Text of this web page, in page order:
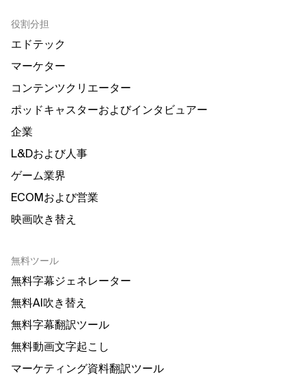
役割分担
エドテック
マーケター
コンテンツクリエーター
ポッドキャスターおよびインタビュアー
企業
L&Dおよび人事
ゲーム業界
ECOMおよび営業
映画吹き替え
無料ツール
無料字幕ジェネレーター
無料AI吹き替え
無料字幕翻訳ツール
無料動画文字起こし
マーケティング資料翻訳ツール